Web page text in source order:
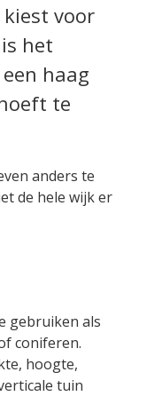
voor
het
haag
te
anders te
de hele wijk er
gebruiken als
coniferen.
hoogte,
tuin